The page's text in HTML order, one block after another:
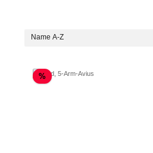
%Rabatt